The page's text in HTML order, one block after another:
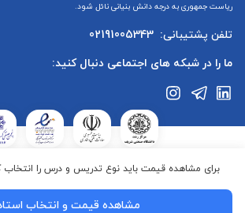
برای مشاهده قیمت باید نوع تدریس و درس را انتخاب
مشاهده قیمت و انتخاب
ریاست جمهوری به درجه دانش بنیانی نائل شود.
تلفن پشتیبانی: 02191005343
ما را در شبکه های اجتماعی دنبال کنید:
استادبانک در ستاد ساماندهی پایگاه‌های اینترنتی
جمهوری اسلامی ایران ثبت شده است.استادبانک
اسلامی ایران می‌باشد.کلیه حقوق این سایت متعلق